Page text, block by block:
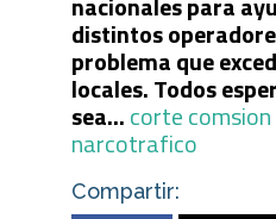
distintos
problema que
locales. Todos
sea...corte
narcotrafico
Compartir: